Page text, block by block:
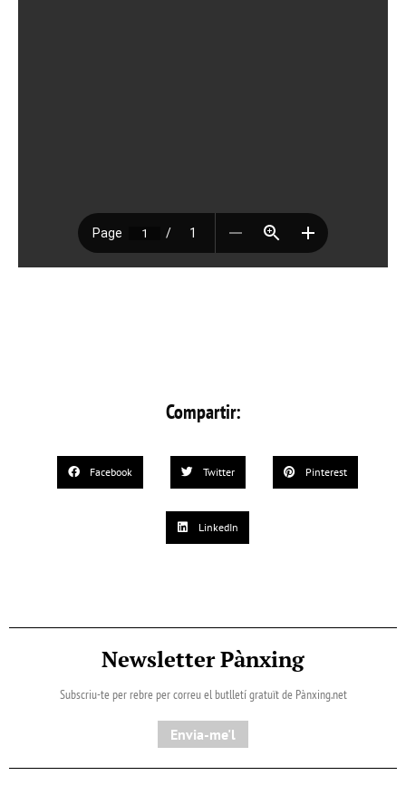
Compartir:
Facebook Twitter Pinterest
LinkedIn
Newsletter Pànxing
Subscriu-te per rebre per correu el butlletí gratuït de Pànxing.net​
Envia-me'l